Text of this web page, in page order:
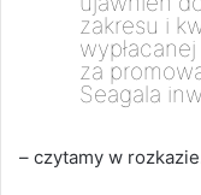
zakresu i
za
Seagala
– czytamy w